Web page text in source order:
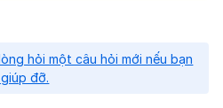
hỏi một câu hỏi mới nếu bạn
đỡ.